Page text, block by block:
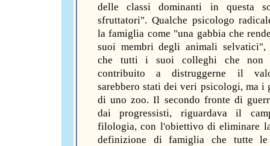
delle classi dominanti in questa
sfruttatori". Qualche psicologo
la famiglia come "una gabbia che
suoi membri degli animali selvatici",
che tutti i suoi colleghi che non
contribuito a distruggerne il
sarebbero stati dei veri psicologi, ma i
di uno zoo. Il secondo fronte di
dai progressisti, riguardava il
filologia, con l'obiettivo di eliminare
definizione di famiglia che tutte le